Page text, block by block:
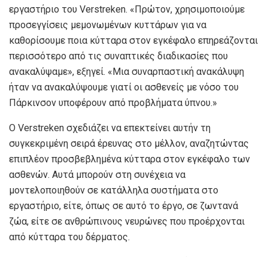
εργαστήριο του Verstreken. «Πρώτον, χρησιμοποιούμε
προσεγγίσεις μεμονωμένων κυττάρων για να
καθορίσουμε ποια κύτταρα στον εγκέφαλο επηρεάζονται
περισσότερο από τις συναπτικές διαδικασίες που
ανακαλύψαμε», εξηγεί. «Μια συναρπαστική ανακάλυψη
ήταν να ανακαλύψουμε γιατί οι ασθενείς με νόσο του
Πάρκινσον υποφέρουν από προβλήματα ύπνου.»
Ο Verstreken σχεδιάζει να επεκτείνει αυτήν τη
συγκεκριμένη σειρά έρευνας στο μέλλον, αναζητώντας
επιπλέον προσβεβλημένα κύτταρα στον εγκέφαλο των
ασθενών. Αυτά μπορούν στη συνέχεια να
μοντελοποιηθούν σε κατάλληλα συστήματα στο
εργαστήριο, είτε, όπως σε αυτό το έργο, σε ζωντανά
ζώα, είτε σε ανθρώπινους νευρώνες που προέρχονται
από κύτταρα του δέρματος.